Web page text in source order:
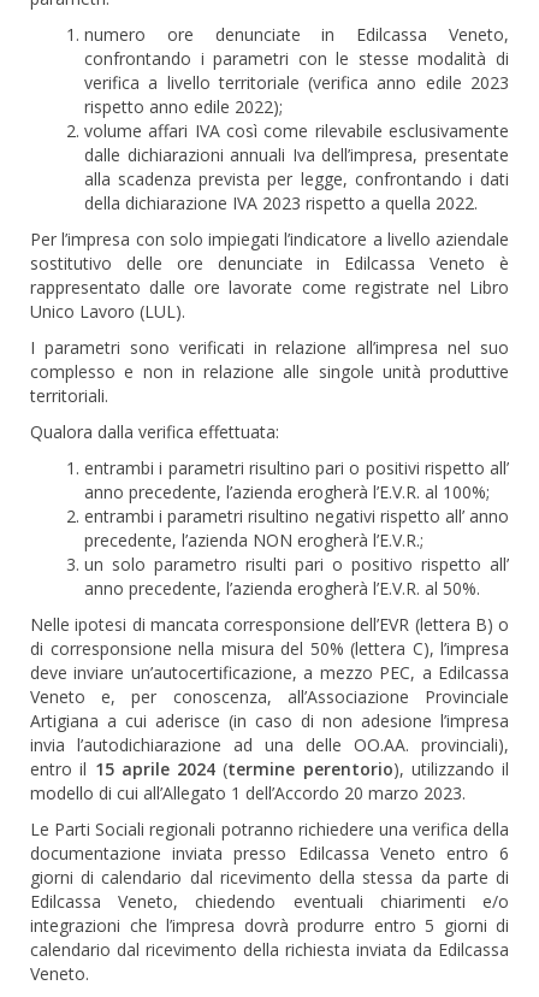
numero ore denunciate in Edilcassa Veneto,
confrontando i parametri con le stesse modalità di
verifica a livello territoriale (verifica anno edile 2023
rispetto anno edile 2022);
volume affari IVA così come rilevabile esclusivamente
dalle dichiarazioni annuali Iva dell’impresa, presentate
alla scadenza prevista per legge, confrontando i dati
della dichiarazione IVA 2023 rispetto a quella 2022.
Per l’impresa con solo impiegati l’indicatore a livello aziendale
sostitutivo delle ore denunciate in Edilcassa Veneto è
rappresentato dalle ore lavorate come registrate nel Libro
Unico Lavoro (LUL).
I parametri sono verificati in relazione all’impresa nel suo
complesso e non in relazione alle singole unità produttive
territoriali.
Qualora dalla verifica effettuata:
entrambi i parametri risultino pari o positivi rispetto all’
anno precedente, l’azienda erogherà l’E.V.R. al 100%;
entrambi i parametri risultino negativi rispetto all’ anno
precedente, l’azienda NON erogherà l’E.V.R.;
un solo parametro risulti pari o positivo rispetto all’
anno precedente, l’azienda erogherà l’E.V.R. al 50%.
Nelle ipotesi di mancata corresponsione dell’EVR (lettera B) o
di corresponsione nella misura del 50% (lettera C), l’impresa
deve inviare un’autocertificazione, a mezzo PEC, a Edilcassa
Veneto e, per conoscenza, all’Associazione Provinciale
Artigiana a cui aderisce (in caso di non adesione l’impresa
invia l’autodichiarazione ad una delle OO.AA. provinciali),
entro il 15 aprile 2024 (termine perentorio), utilizzando il
modello di cui all’Allegato 1 dell’Accordo 20 marzo 2023.
Le Parti Sociali regionali potranno richiedere una verifica della
documentazione inviata presso Edilcassa Veneto entro 6
giorni di calendario dal ricevimento della stessa da parte di
Edilcassa Veneto, chiedendo eventuali chiarimenti e/o
integrazioni che l’impresa dovrà produrre entro 5 giorni di
calendario dal ricevimento della richiesta inviata da Edilcassa
Veneto.